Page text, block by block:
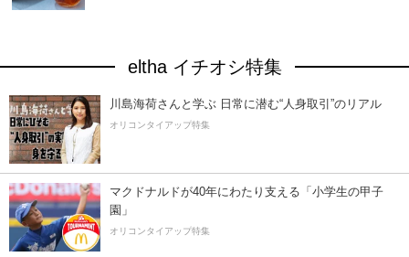
eltha イチオシ特集
川島海荷さんと学ぶ 日常に潜む“人身取引”のリアル
オリコンタイアップ特集
マクドナルドが40年にわたり支える「小学生の甲子
園」
オリコンタイアップ特集